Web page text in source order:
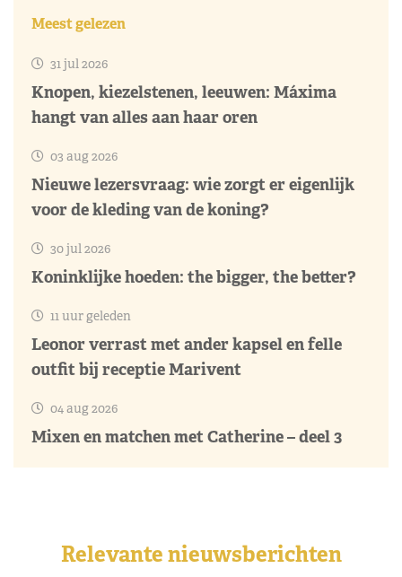
Meest gelezen
31 jul 2026
Knopen, kiezelstenen, leeuwen: Máxima
hangt van alles aan haar oren
03 aug 2026
Nieuwe lezersvraag: wie zorgt er eigenlijk
voor de kleding van de koning?
30 jul 2026
Koninklijke hoeden: the bigger, the better?
11 uur geleden
Leonor verrast met ander kapsel en felle
outfit bij receptie Marivent
04 aug 2026
Mixen en matchen met Catherine – deel 3
Relevante nieuwsberichten